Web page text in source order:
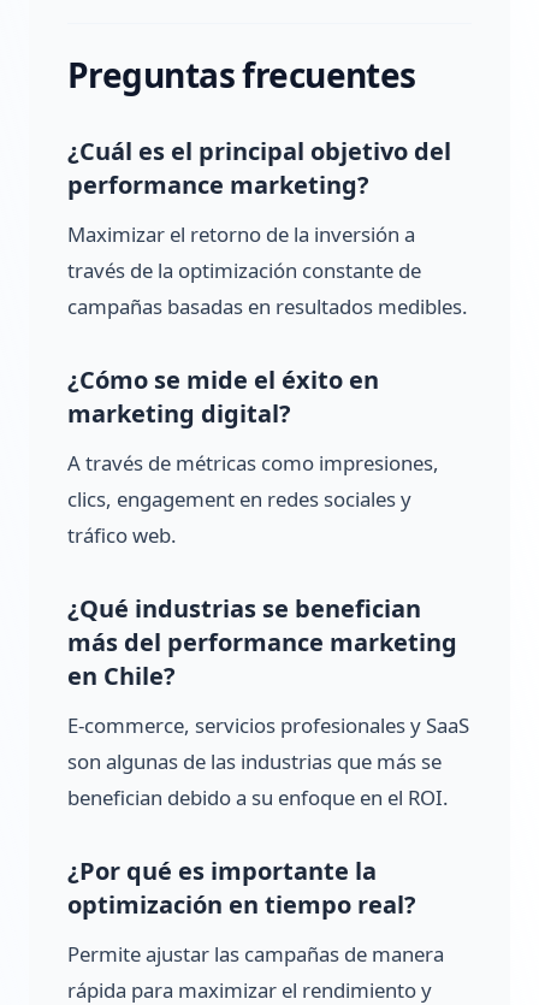
Preguntas frecuentes
¿Cuál es el principal objetivo del
performance marketing?
Maximizar el retorno de la inversión a
través de la optimización constante de
campañas basadas en resultados medibles.
¿Cómo se mide el éxito en
marketing digital?
A través de métricas como impresiones,
clics, engagement en redes sociales y
tráfico web.
¿Qué industrias se benefician
más del performance marketing
en Chile?
E-commerce, servicios profesionales y SaaS
son algunas de las industrias que más se
benefician debido a su enfoque en el ROI.
¿Por qué es importante la
optimización en tiempo real?
Permite ajustar las campañas de manera
rápida para maximizar el rendimiento y